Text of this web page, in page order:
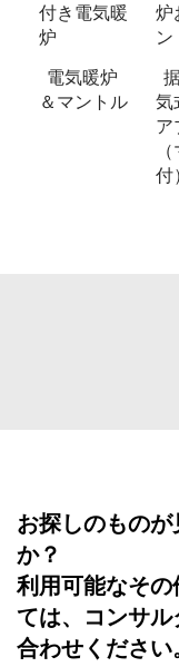
付き電気暖
炉
炉
ン
電気暖炉
＆マントル
気
ア
付）
お探しのもの
か？
利用可能なそ
ては、コンサ
合わせください